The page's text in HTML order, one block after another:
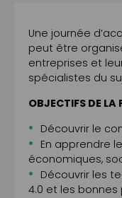
Une journée
peut être
entreprises et
spécialistes du
OBJECTIFS DE LA
Découvrir le
En apprendre
économiques,
Découvrir les
4.0 et les